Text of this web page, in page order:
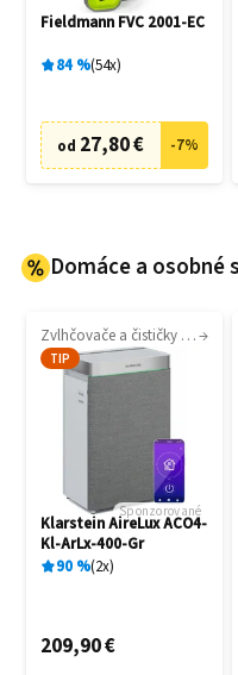
Fieldmann FVC 2001-EC
84% 54x
od 27,80 € -7%
Domáce a osobné
Zvlhčovače a čističky vzduchu
TIP
Sponzorované
Klarstein AireLux ACO4-
Kl-ArLx-400-Gr
90% 2x
209,90 €